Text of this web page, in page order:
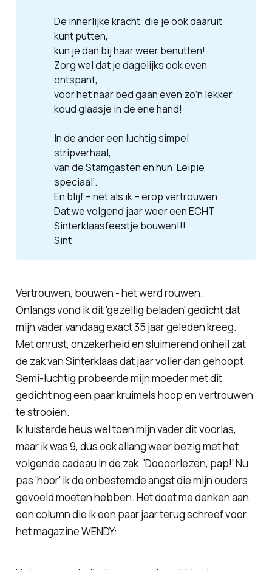
De innerlijke kracht, die je ook daaruit
kunt putten,
kun je dan bij haar weer benutten!
Zorg wel dat je dagelijks ook even
ontspant,
voor het naar bed gaan even zo’n lekker
koud glaasje in de ene hand!
In de ander een luchtig simpel
stripverhaal,
van de Stamgasten en hun ‘Leipie
speciaal’.
En blijf – net als ik – erop vertrouwen
Dat we volgend jaar weer een ECHT
Sinterklaasfeestje bouwen!!!
Sint
Vertrouwen, bouwen - het werd rouwen.
Onlangs vond ik dit 'gezellig beladen' gedicht dat
mijn vader vandaag exact 35 jaar geleden kreeg.
Met onrust, onzekerheid en sluimerend onheil zat
de zak van Sinterklaas dat jaar voller dan gehoopt.
Semi-luchtig probeerde mijn moeder met dit
gedicht nog een paar kruimels hoop en vertrouwen
te strooien.
Ik luisterde heus wel toen mijn vader dit voorlas,
maar ik was 9, dus ook allang weer bezig met het
volgende cadeau in de zak. 'Doooorlezen, pap!' Nu
pas 'hoor' ik de onbestemde angst die mijn ouders
gevoeld moeten hebben. Het doet me denken aan
een column die ik een paar jaar terug schreef voor
het magazine WENDY: